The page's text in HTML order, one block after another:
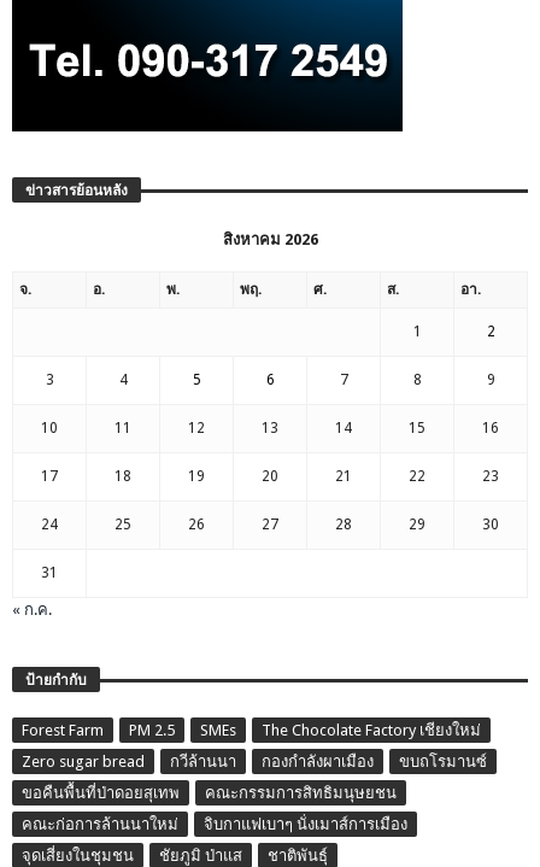
ข่าวสารย้อนหลัง
สิงหาคม 2026
จ. อ. พ. พฤ. ศ. ส. อา.
1 2
3 4 5 6 7 8 9
10 11 12 13 14 15 16
17 18 19 20 21 22 23
24 25 26 27 28 29 30
31
« ก.ค.
ป้ายกำกับ
Forest Farm PM 2.5 SMEs
The Chocolate Factory เชียงใหม่
Zero sugar bread
กวีล้านนา กองกำลังผาเมือง
ขบถโรมานซ์
ขอคืนพื้นที่ป่าดอยสุเทพ
คณะกรรมการสิทธิมนุษยชน
คณะก่อการล้านนาใหม่
จิบกาแฟเบาๆ นั่งเมาส์การเมือง
จุดเสี่ยงในชุมชน
ชัยภูมิ ป่าแส
ชาติพันธุ์